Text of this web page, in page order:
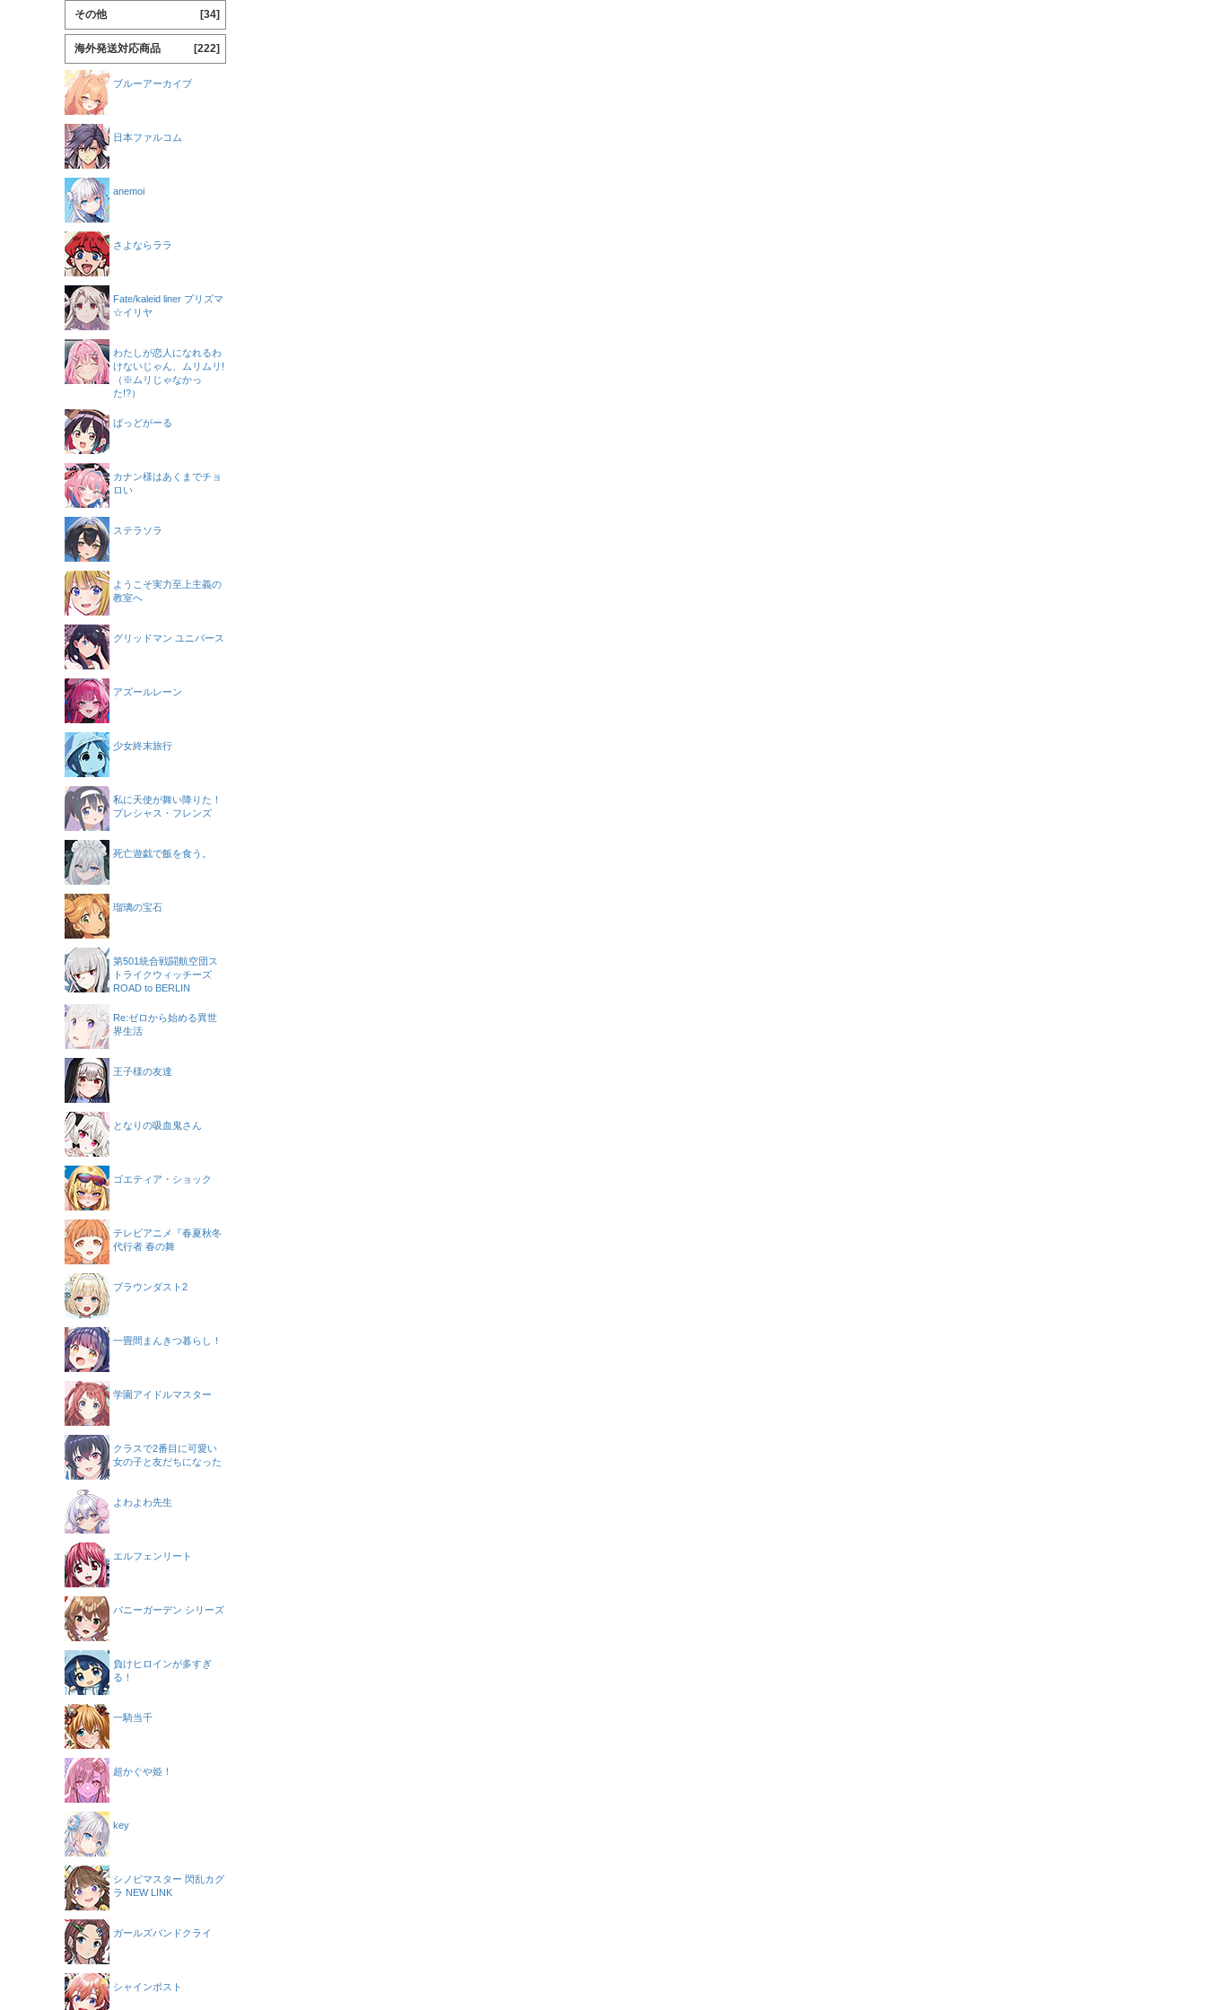
その他 [34]
海外発送対応商品 [222]
ブルーアーカイブ
日本ファルコム
anemoi
さよならララ
Fate/kaleid liner プリズマ
☆イリヤ
わたしが恋人になれるわ
けないじゃん、ムリムリ!
（※ムリじゃなかっ
た!?）
ばっどがーる
カナン様はあくまでチョ
ロい
ステラソラ
ようこそ実力至上主義の
教室へ
グリッドマン ユニバース
アズールレーン
少女終末旅行
私に天使が舞い降りた！
プレシャス・フレンズ
死亡遊戯で飯を食う。
瑠璃の宝石
第501統合戦闘航空団ス
トライクウィッチーズ
ROAD to BERLIN
Re:ゼロから始める異世
界生活
王子様の友達
となりの吸血鬼さん
ゴエティア・ショック
テレビアニメ『春夏秋冬
代行者 春の舞
ブラウンダスト2
一畳間まんきつ暮らし！
学園アイドルマスター
クラスで2番目に可愛い
女の子と友だちになった
よわよわ先生
エルフェンリート
バニーガーデン シリーズ
負けヒロインが多すぎ
る！
一騎当千
超かぐや姫！
key
シノビマスター 閃乱カグ
ラ NEW LINK
ガールズバンドクライ
シャインポスト